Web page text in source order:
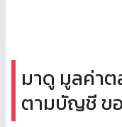
มาดู มูลค่า
ตามบัญชี ข